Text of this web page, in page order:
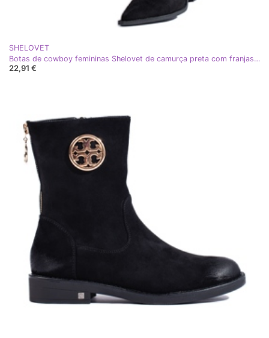
SHELOVET
Botas de cowboy femininas Shelovet de camurça preta com franjas preto
22,91 €